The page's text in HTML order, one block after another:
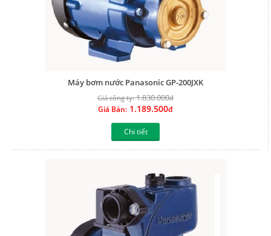
Máy bơm nước Panasonic GP-200JXK
Giá công ty:1.830.000đ
Giá Bán: 1.189.500đ
Chi tiết